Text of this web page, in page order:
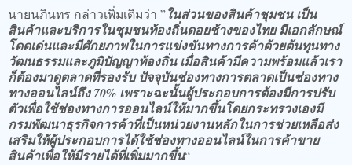
นายนภินทร กล่าวเพิ่มเติมว่า ”ในส่วนของสินค้าชุมชน เป็น
สินค้าและบริการในชุมชนท้องถิ่นดอยช้างของไทย มีเอกลักษณ์
โดดเด่นและมีศักยภาพในการแข่งขันทางการค้าด้วยต้นทุนทาง
วัฒนธรรมและภูมิปัญญาท้องถิ่น เมื่อสินค้ามีความพร้อมแล้วเรา
ก็ต้องมาดูตลาดที่รองรับ ปัจจุบันช่องทางการตลาดเป็นช่องทาง
ทางออนไลน์ถึง 70% เพราะฉะนั้นผู้ประกอบการต้องมีการปรับ
ตัวเพื่อใช้ช่องทางการออนไลน์ให้มากขึ้นโดยกระทรวงเองมี
กรมพัฒนาธุรกิจการค้าที่เป็นหน่วยงานหลักในการช่วยเหลือส่ง
เสริมให้ผู้ประกอบการได้ใช้ช่องทางออนไลน์ในการค้าขาย
สินค้าเพื่อให้มีรายได้ที่เพิ่มมากขึ้น“